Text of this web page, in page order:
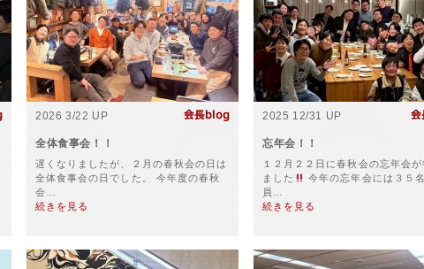
2026 3/22 UP
全体食事会！！
遅くなりましたが、２月の春秋会の日は
全体食事会の日でした。 今年度の春秋
会…
続きを見る
2025 12/31 UP
忘年会！！
１２月２２日に春秋会の忘年会
ました
今年の忘年会には３５
員…
続きを見る